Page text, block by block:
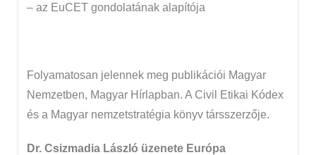
– az EuCET gondolatának alapítója
Folyamatosan jelennek meg publikációi Magyar
Nemzetben, Magyar Hírlapban. A Civil Etikai Kódex
és a Magyar nemzetstratégia könyv társszerzője.
Dr. Csizmadia László üzenete Európa